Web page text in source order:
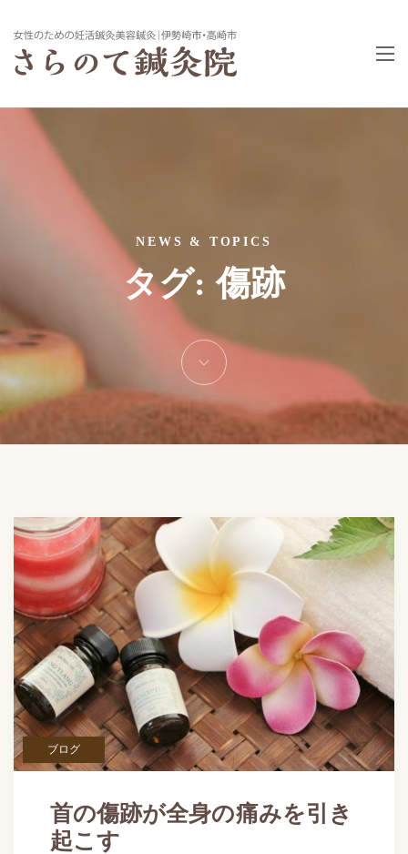
NEWS & TOPICS
タグ:傷跡
ブログ
首の傷跡が全身の痛みを引き
起こす